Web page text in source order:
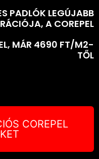
PADLÓK LEGÚJABB
A COREPEL
MÁR 4690 FT/M2-
TŐL
COREPEL